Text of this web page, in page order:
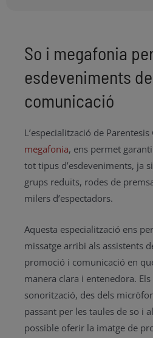
So i megafonia
esdeveniments
comunicació
L’especialització de
megafonia, ens permet
tot tipus d’esdeveniments, ja
grups reduïts, rodes de
milers d’espectadors.
Aquesta especialització ens
missatge arribi als assistents
promoció i comunicació en
manera clara i entenedora.
sonorització, des dels
passant per les taules de so i
possible oferir la imatge de